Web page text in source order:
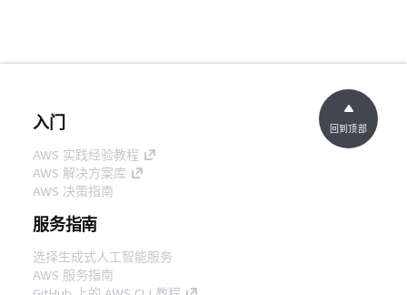
入门
AWS 实践经验教程
AWS 解决方案库
AWS 决策指南
服务指南
选择生成式人工智能服务
AWS 服务指南
回到顶部